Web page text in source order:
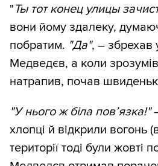
"Ты тот конец улицы
вони йому здалеку,
побратим. "Да", – збрехав
Медведєв, а коли
натрапив, почав
"У нього ж біла пов’язка!"
хлопці й відкрили вогонь
території тоді були жовті